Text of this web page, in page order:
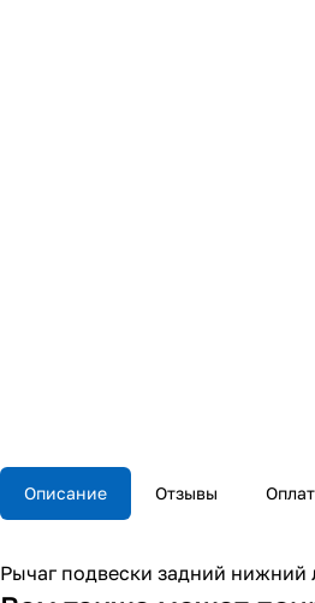
Описание Отзывы
Рычаг подвески задний нижний